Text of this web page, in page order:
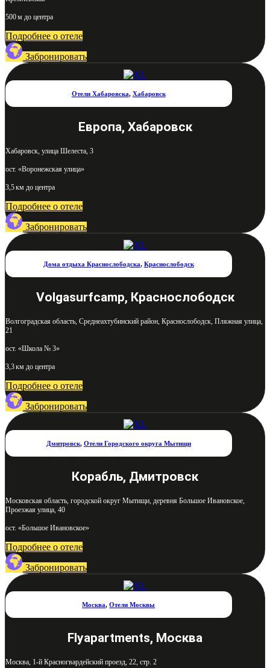
500 м до центра
Подробнее о отеле
Забронировать
Отели Хабаровска, Хабаровск
Европа, Хабаровск
Хабаровск, улица Шелеста, 3
ост. «Воронежская улица»
3,5 км до центра
Подробнее о отеле
Забронировать
Дома отдыха Краснослободска, Краснослободск
Volgasurfcamp, Краснослободск
Волгоградская область, Среднеахтубинский район, Краснослободск, Пляжная улица,
21
ост. «Школа № 3»
3,3 км до центра
Подробнее о отеле
Забронировать
Дмитровск, Отели Городского округа Мытищи
Корабль, Дмитровск
Московская область, городской округ Мытищи, деревня Большое Ивановское,
Проезжая улица, 40
ост. «Большое Ивановское»
Подробнее о отеле
Забронировать
Москва,Отели Москвы
Flyapartments, Москва
Москва, 1-й Красногвардейский проезд, 22, стр. 2